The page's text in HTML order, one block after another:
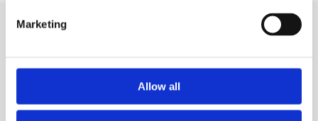
Marketing
Allow all